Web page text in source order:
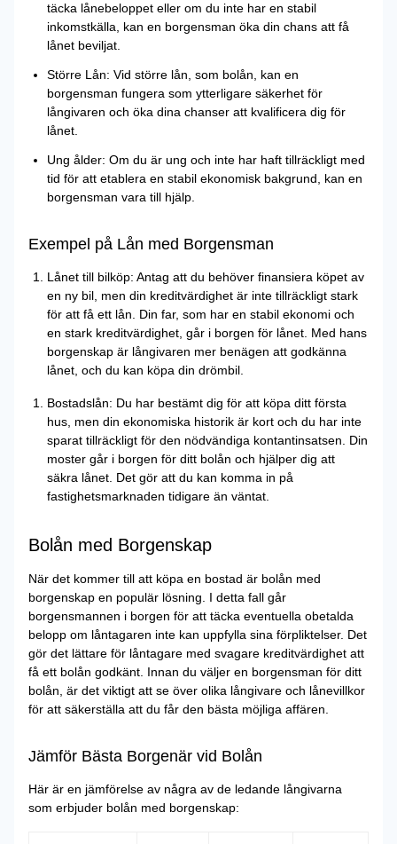
täcka lånebeloppet eller om du inte har en stabil
inkomstkälla, kan en borgensman öka din chans att få
lånet beviljat.
Större Lån: Vid större lån, som bolån, kan en
borgensman fungera som ytterligare säkerhet för
långivaren och öka dina chanser att kvalificera dig för
lånet.
Ung ålder: Om du är ung och inte har haft tillräckligt med
tid för att etablera en stabil ekonomisk bakgrund, kan en
borgensman vara till hjälp.
Exempel på Lån med Borgensman
Lånet till bilköp: Antag att du behöver finansiera köpet av
en ny bil, men din kreditvärdighet är inte tillräckligt stark
för att få ett lån. Din far, som har en stabil ekonomi och
en stark kreditvärdighet, går i borgen för lånet. Med hans
borgenskap är långivaren mer benägen att godkänna
lånet, och du kan köpa din drömbil.
Bostadslån: Du har bestämt dig för att köpa ditt första
hus, men din ekonomiska historik är kort och du har inte
sparat tillräckligt för den nödvändiga kontantinsatsen. Din
moster går i borgen för ditt bolån och hjälper dig att
säkra lånet. Det gör att du kan komma in på
fastighetsmarknaden tidigare än väntat.
Bolån med Borgenskap
När det kommer till att köpa en bostad är bolån med
borgenskap en populär lösning. I detta fall går
borgensmannen i borgen för att täcka eventuella obetalda
belopp om låntagaren inte kan uppfylla sina förpliktelser. Det
gör det lättare för låntagare med svagare kreditvärdighet att
få ett bolån godkänt. Innan du väljer en borgensman för ditt
bolån, är det viktigt att se över olika långivare och lånevillkor
för att säkerställa att du får den bästa möjliga affären.
Jämför Bästa Borgenär vid Bolån
Här är en jämförelse av några av de ledande långivarna
som erbjuder bolån med borgenskap: